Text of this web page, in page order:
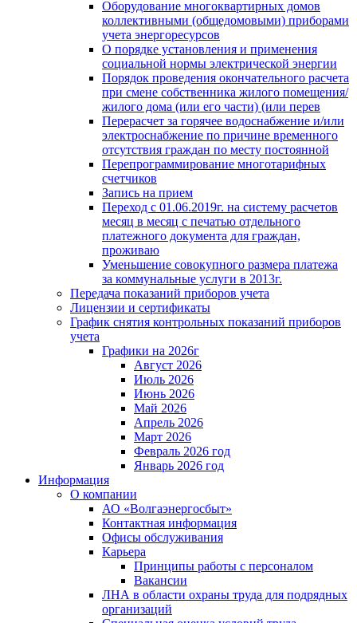
Оборудование многоквартирных домов
коллективными (общедомовыми) приборами
учета энергоресурсов
О порядке установления и применения
социальной нормы электрической энергии
Порядок проведения окончательного расчета
при смене собственника жилого помещения/
жилого дома (или его части) (или перев
Перерасчет за горячее водоснабжение и/или
электроснабжение по причине временного
отсутствия граждан по месту постоянной
Перепрограммирование многотарифных
счетчиков
Запись на прием
Переход с 01.06.2019г. на систему расчетов
месяц в месяц с печатью отдельного
платежного документа для граждан,
проживаю
Уменьшение совокупного размера платежа
за коммунальные услуги в 2013г.
Передача показаний приборов учета
Лицензии и сертификаты
График снятия контрольных показаний приборов
учета
Графики на 2026г
Август 2026
Июль 2026
Июнь 2026
Май 2026
Апрель 2026
Март 2026
Февраль 2026 год
Январь 2026 год
Информация
О компании
АО «Волгаэнергосбыт»
Контактная информация
Офисы обслуживания
Карьера
Принципы работы с персоналом
Вакансии
ЛНА в области охраны труда для подрядных
организаций